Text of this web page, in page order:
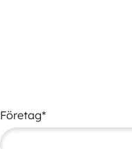
Företag*